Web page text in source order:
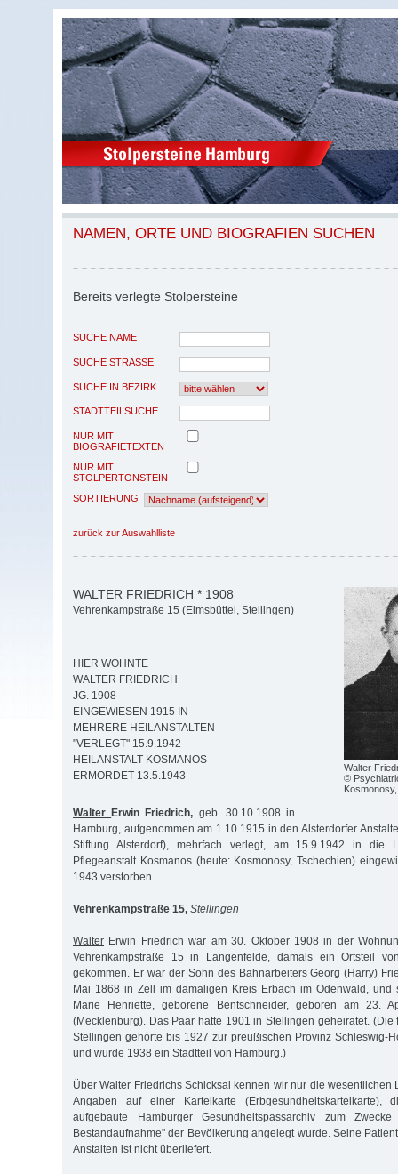
NAMEN, ORTE UND BIOGRAFIEN SUCHEN
Bereits verlegte Stolpersteine
SUCHE NAME
SUCHE STRASSE
SUCHE IN BEZIRK
STADTTEILSUCHE
NUR MIT
BIOGRAFIETEXTEN
NUR MIT
STOLPERTONSTEIN
SORTIERUNG
zurück zur Auswahlliste
Walter
©
WALTER FRIEDRICH * 1908
Vehrenkampstraße 15 (Eimsbüttel, Stellingen)
HIER WOHNTE
WALTER FRIEDRICH
JG. 1908
EINGEWIESEN 1915 IN
MEHRERE HEILANSTALTEN
"VERLEGT" 15.9.1942
HEILANSTALT KOSMANOS
ERMORDET 13.5.1943
Walter Erwin Friedrich, geb. 30.10.1908 in
Hamburg, aufgenommen am 1.10.1915 in den Alsterdorfer
Stiftung Alsterdorf), mehrfach verlegt, am 15.9.1942 in die
Pflegeanstalt Kosmanos (heute: Kosmonosy, Tschechien)
1943 verstorben
Vehrenkampstraße 15, Stellingen
Walter Erwin Friedrich war am 30. Oktober 1908 in der
Vehrenkampstraße 15 in Langenfelde, damals ein Ortsteil
gekommen. Er war der Sohn des Bahnarbeiters Georg (Harry)
Mai 1868 in Zell im damaligen Kreis Erbach im Odenwald, und
Marie Henriette, geborene Bentschneider, geboren am 23.
(Mecklenburg). Das Paar hatte 1901 in Stellingen geheiratet.
Stellingen gehörte bis 1927 zur preußischen Provinz Schleswig-
und wurde 1938 ein Stadtteil von Hamburg.)
Über Walter Friedrichs Schicksal kennen wir nur die wesentlichen
Angaben auf einer Karteikarte
aufgebaute Hamburger Gesundheitspassarchiv zum
Bestandaufnahme" der Bevölkerung angelegt wurde. Seine
Anstalten ist nicht überliefert.